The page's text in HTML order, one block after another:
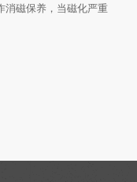
消磁保养，当磁化严重